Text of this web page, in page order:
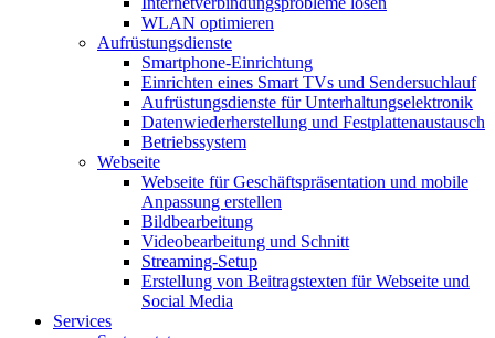
WLAN optimieren
Aufrüstungsdienste
Smartphone-Einrichtung
Einrichten eines Smart TVs und Sendersuchlauf
Aufrüstungsdienste für Unterhaltungselektronik
Datenwiederherstellung und Festplattenaustausch
Betriebssystem
Webseite
Webseite für Geschäftspräsentation und mobile
Anpassung erstellen
Bildbearbeitung
Videobearbeitung und Schnitt
Streaming-Setup
Erstellung von Beitragstexten für Webseite und
Social Media
Services